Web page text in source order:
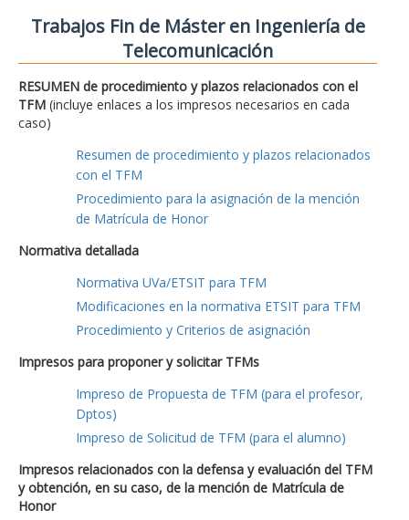
Trabajos Fin de Máster en Ingeniería de
Telecomunicación
RESUMEN de procedimiento y plazos relacionados con el
TFM (incluye enlaces a los impresos necesarios en cada
caso)
Resumen de procedimiento y plazos relacionados
con el TFM
Procedimiento para la asignación de la mención
de Matrícula de Honor
Normativa detallada
Normativa UVa/ETSIT para TFM
Modificaciones en la normativa ETSIT para TFM
Procedimiento y Criterios de asignación
Impresos para proponer y solicitar TFMs
Impreso de Propuesta de TFM (para el profesor,
Dptos)
Impreso de Solicitud de TFM (para el alumno)
Impresos relacionados con la defensa y evaluación del TFM
y obtención, en su caso, de la mención de Matrícula de
Honor